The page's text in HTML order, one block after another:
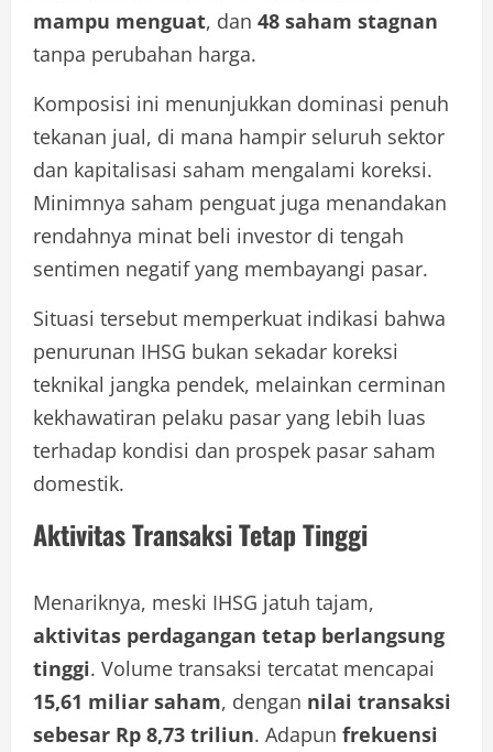
mampu menguat, dan 48 saham stagnan
tanpa perubahan harga.
Komposisi ini menunjukkan dominasi penuh
tekanan jual, di mana hampir seluruh sektor
dan kapitalisasi saham mengalami koreksi.
Minimnya saham penguat juga menandakan
rendahnya minat beli investor di tengah
sentimen negatif yang membayangi pasar.
Situasi tersebut memperkuat indikasi bahwa
penurunan IHSG bukan sekadar koreksi
teknikal jangka pendek, melainkan cerminan
kekhawatiran pelaku pasar yang lebih luas
terhadap kondisi dan prospek pasar saham
domestik.
Aktivitas Transaksi Tetap Tinggi
Menariknya, meski IHSG jatuh tajam,
aktivitas perdagangan tetap berlangsung
tinggi. Volume transaksi tercatat mencapai
15,61 miliar saham, dengan nilai transaksi
sebesar Rp 8,73 triliun. Adapun frekuensi